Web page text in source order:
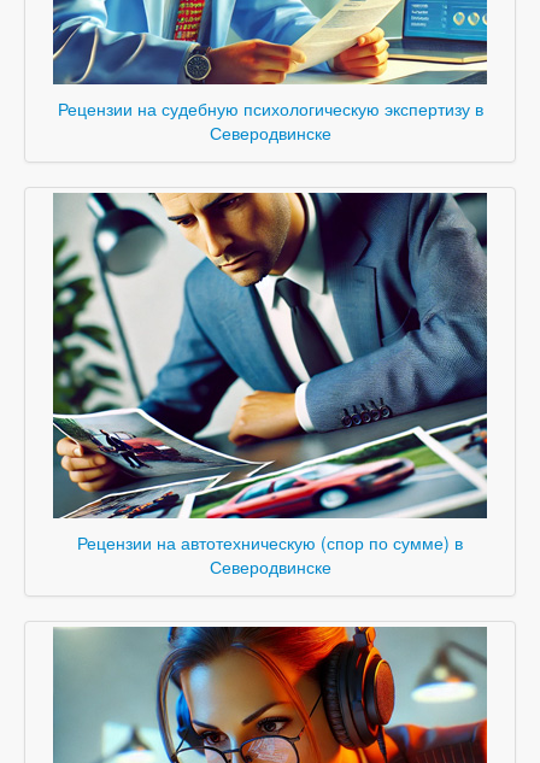
Рецензии на судебную психологическую экспертизу в
Северодвинске
Рецензии на автотехническую (спор по сумме) в
Северодвинске